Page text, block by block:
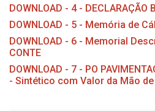
DOWNLOAD - 4 - DECLARAÇÃO
DOWNLOAD - 5 - Memória de
DOWNLOAD - 6 - Memorial
CONTE
DOWNLOAD - 7 - PO
- Sintético com Valor da Mão